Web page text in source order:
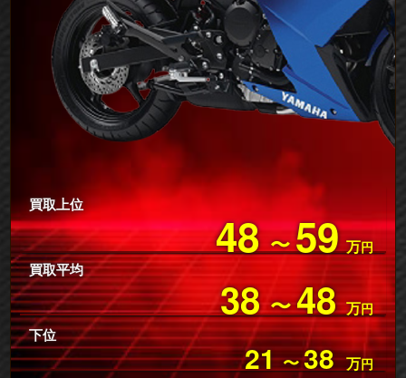
買取上位
48 〜59 万円
買取平均
38 〜48 万円
下位
21 〜38 万円